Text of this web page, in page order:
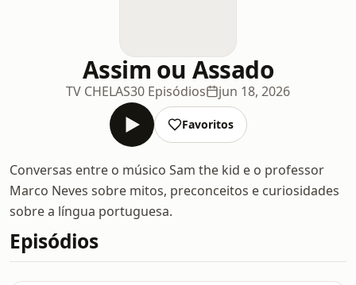
Assim ou Assado
TV CHELAS30 Episódios jun 18, 2026
Favoritos
Conversas entre o músico Sam the kid e o professor
Marco Neves sobre mitos, preconceitos e curiosidades
sobre a língua portuguesa.
Episódios